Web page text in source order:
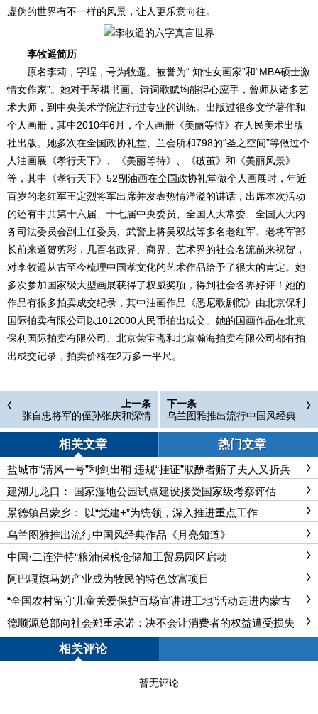
虚伪的世界有不一样的风景，让人更乐意向往。
李牧遥简历
原名李莉，字珵，号为牧遥。被誉为“ 知性女画家”和“MBA硕士激
情女作家”。她对于琴棋书画、诗词歌赋均能得心应手，曾师从诸多艺
术大师，到中央美术学院进行过专业的训练。出版过很多文学著作和
个人画册，其中2010年6月，个人画册《美丽等待》在人民美术出版
社出版。她多次在全国政协礼堂、兰会所和798的“圣之空间”等做过个
人油画展《孝行天下》、《美丽等待》、《破茧》和《美丽风景》
等，其中《孝行天下》52副油画在全国政协礼堂做个人画展时，年近
百岁的老红军王定烈将军出席并发表热情洋溢的讲话，出席本次活动
的还有中共第十六届、十七届中央委员、全国人大常委、全国人大内
务司法委员会副主任委员、武警上将吴双战等多名老红军、老将军部
长前来道贺剪彩，几百名政界、商界、艺术界的社会名流前来祝贺，
对李牧遥从古至今梳理中国孝文化的艺术作品给予了很大的肯定。她
多次参加国家级大型画展获得了权威奖项，得到社会各界好评！她的
作品有很多拍卖成交纪录，其中油画作品《悉尼歌剧院》由北京保利
国际拍卖有限公司以1012000人民币拍出成交。她的国画作品在北京
保利国际拍卖有限公司、北京荣宝斋和北京瀚海拍卖有限公司都有拍
出成交记录，拍卖价格在2万多一平尺。
上一条
张自忠将军的侄孙张庆和深情
缅怀叔祖父的英烈事迹！
下一条
乌兰图雅推出流行中国风经典
作品《月亮知道》
相关文章 热门文章
盐城市“清风一号”利剑出鞘 违规“挂证”取酬者赔了夫人又折兵
建湖九龙口： 国家湿地公园试点建设接受国家级考察评估
景德镇吕蒙乡： 以“党建+”为统领，深入推进重点工作
乌兰图雅推出流行中国风经典作品《月亮知道》
中国·二连浩特“粮油保税仓储加工贸易园区启动
阿巴嘎旗马奶产业成为牧民的特色致富项目
“全国农村留守儿童关爱保护百场宣讲进工地”活动走进内蒙古
德顺源总部向社会郑重承诺：决不会让消费者的权益遭受损失
相关评论
暂无评论